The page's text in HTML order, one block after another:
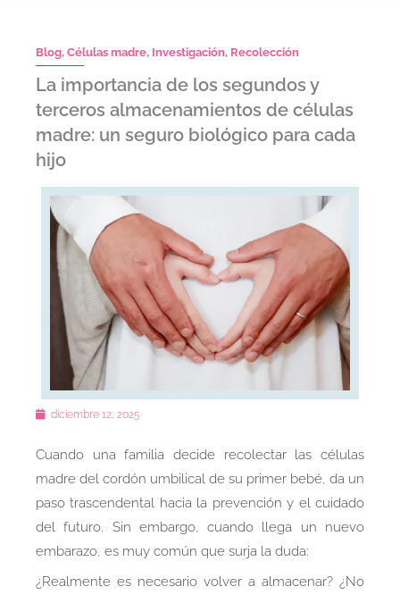
Blog, Células madre, Investigación, Recolección
La importancia de los segundos y
terceros almacenamientos de células
madre: un seguro biológico para cada
hijo
diciembre 12, 2025
Cuando una familia decide recolectar las células
madre del cordón umbilical de su primer bebé, da un
paso trascendental hacia la prevención y el cuidado
del futuro. Sin embargo, cuando llega un nuevo
embarazo, es muy común que surja la duda:
¿Realmente es necesario volver a almacenar? ¿No